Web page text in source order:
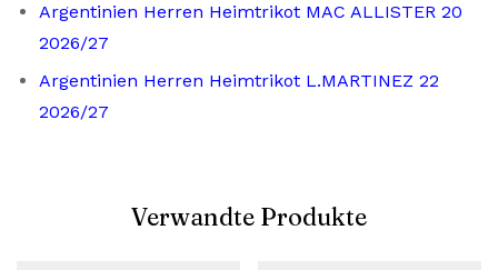
Argentinien Herren Heimtrikot MAC ALLISTER 20
2026/27
Argentinien Herren Heimtrikot L.MARTINEZ 22
2026/27
Verwandte Produkte